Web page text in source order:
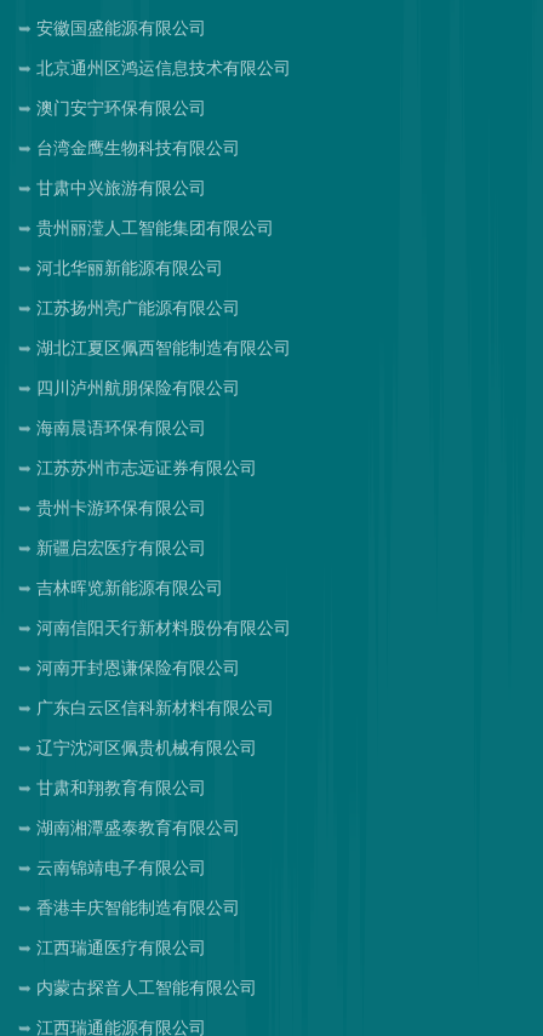
安徽国盛能源有限公司
北京通州区鸿运信息技术有限公司
澳门安宁环保有限公司
台湾金鹰生物科技有限公司
甘肃中兴旅游有限公司
贵州丽滢人工智能集团有限公司
河北华丽新能源有限公司
江苏扬州亮广能源有限公司
湖北江夏区佩西智能制造有限公司
四川泸州航朋保险有限公司
海南晨语环保有限公司
江苏苏州市志远证券有限公司
贵州卡游环保有限公司
新疆启宏医疗有限公司
吉林晖览新能源有限公司
河南信阳天行新材料股份有限公司
河南开封恩谦保险有限公司
广东白云区信科新材料有限公司
辽宁沈河区佩贵机械有限公司
甘肃和翔教育有限公司
湖南湘潭盛泰教育有限公司
云南锦靖电子有限公司
香港丰庆智能制造有限公司
江西瑞通医疗有限公司
内蒙古探音人工智能有限公司
江西瑞通能源有限公司